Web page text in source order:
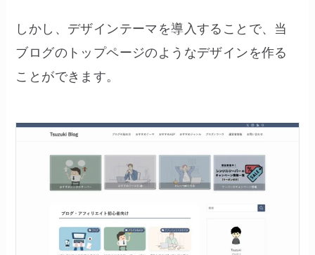
しかし、デザインテーマを導入することで、当
ブログのトップページのようなデザインを作る
ことができます。